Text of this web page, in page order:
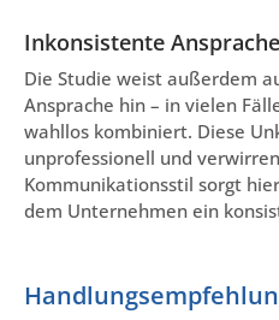
Inkonsistente
Die Studie weist außerdem
Ansprache hin – in vielen
wahllos kombiniert. Diese
unprofessionell und
Kommunikationsstil sorgt
dem Unternehmen ein